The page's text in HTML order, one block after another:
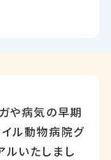
や病気の早期
イル動物病院グ
ルいたしまし